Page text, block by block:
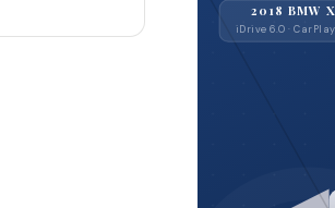
2018 BMW
iDrive 6.0 · CarPlay